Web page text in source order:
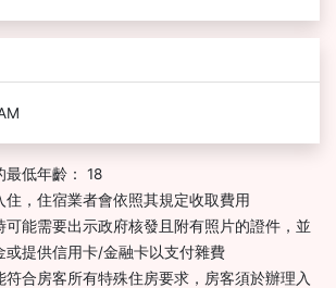
最低年齡： 18
住，住宿業者會依照其規定收取費用
可能需要出示政府核發且附有照片的證件，並
或提供信用卡/金融卡以支付雜費
符合房客所有特殊住房要求，房客須於辦理入